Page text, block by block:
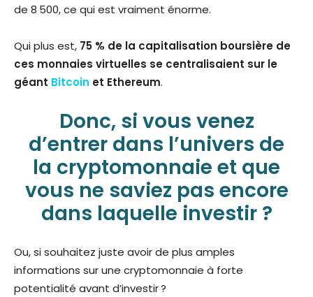
de 8 500, ce qui est vraiment énorme.
Qui plus est, 75 % de la capitalisation boursière de
ces monnaies virtuelles se centralisaient sur le
géant Bitcoin et Ethereum.
Donc, si vous venez
d’entrer dans l’univers de
la cryptomonnaie et que
vous ne saviez pas encore
dans laquelle investir ?
Ou, si souhaitez juste avoir de plus amples
informations sur une cryptomonnaie à forte
potentialité avant d’investir ?